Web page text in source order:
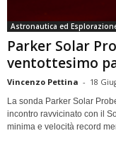
Astronautica ed
Parker Solar
ventottesimo
Vincenzo Pettina - 18
La sonda Parker Solar
incontro ravvicinato con il
minima e velocità record